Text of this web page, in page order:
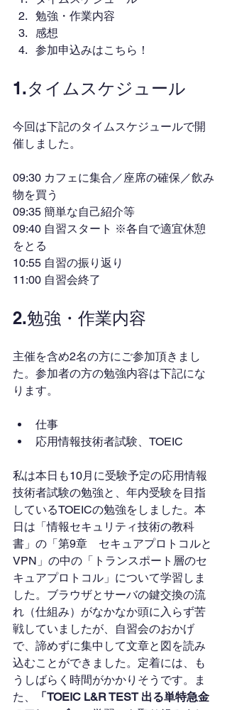
勉強・作業内容
感想
参加申込みはこちら！
1.タイムスケジュール
今回は下記のタイムスケジュールで開
催しました。
09:30 カフェに集合／座席の確保／飲み
物を買う
09:35 簡単な自己紹介等
09:40 自習スタート ※各自で適宜休憩
をとる
10:55 自習の振り返り
11:00 自習会終了
2.勉強・作業内容
主催を含め2名の方にご参加頂きまし
た。参加者の方の勉強内容は下記にな
ります。
仕事
応用情報技術者試験、TOEIC
私は本日も10月に受験予定の応用情報
技術者試験の勉強と、年内受験を目指
しているTOEICの勉強をしました。本
日は「情報セキュリティ技術の教科
書」の「第9章　セキュアプロトコルと
VPN」の中の「トランスポート層のセ
キュアプロトコル」について学習しま
した。ブラウザとサーバの鍵交換の流
れ（仕組み）がなかなか頭に入らず苦
戦していましたが、自習会のおかげ
で、諦めずに集中して文章と図を読み
込むことができました。定着には、も
うしばらく時間がかかりそうです。ま
た、
「TOEIC L&R TEST 出る単特急金